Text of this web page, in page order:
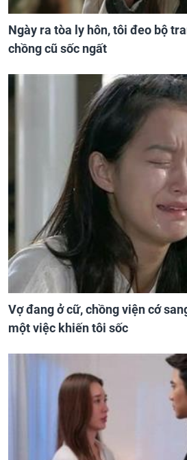
Ngày ra tòa ly hôn, tôi đeo bộ
chồng cũ sốc ngất
Vợ đang ở cữ, chồng viện cớ
một việc khiến tôi sốc